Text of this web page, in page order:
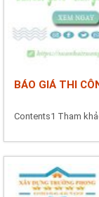
BÁO GIÁ THI
Contents1 Tham